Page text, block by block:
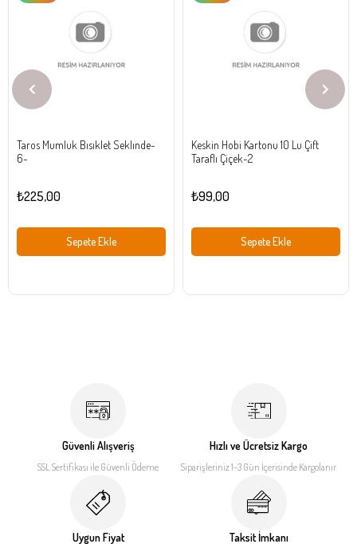
Taros Mumluk Bısıklet Seklınde-
6-
₺225,00
Sepete Ekle
Keskin Hobi Kartonu 10 Lu Çift
Taraflı Çiçek-2
₺99,00
Sepete Ekle
Güvenli Alışveriş
SSL Sertifikası ile Güvenli Ödeme
Hızlı ve Ücretsiz Kargo
Siparişleriniz 1-3 Gün İçerisinde Kargolanır
Uygun Fiyat Taksit İmkanı